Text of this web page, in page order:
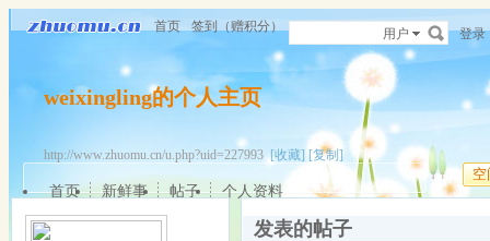
首页 签到（赠积分） 用户 登录
weixingling的个人主页
http://www.zhuomu.cn/u.php?uid=227993[收藏] [复制]
空
首页 新鲜事 帖子 个人资料
发表的帖子